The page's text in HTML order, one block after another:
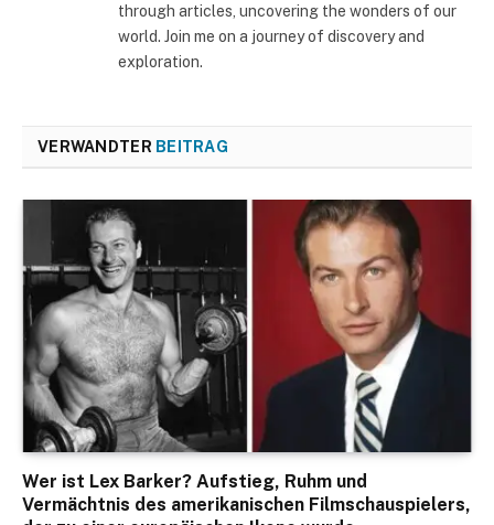
through articles, uncovering the wonders of our
world. Join me on a journey of discovery and
exploration.
VERWANDTER BEITRAG
Wer ist Lex Barker? Aufstieg, Ruhm und
Vermächtnis des amerikanischen Filmschauspielers,